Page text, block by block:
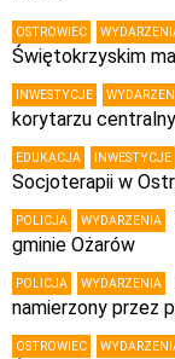
OSTROWIEC
Świętokrzyskim
INWESTYCJE
korytarzu
EDUKACJA INWESTYCJE
Socjoterapii w
POLICJA WYDARZENIA
gminie Ożarów
POLICJA WYDARZENIA
namierzony przez
OSTROWIEC